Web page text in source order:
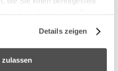
Details zeigen
zulassen